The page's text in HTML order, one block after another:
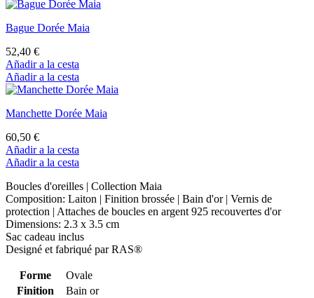
Bague Dorée Maia
52,40 €
Añadir a la cesta
Añadir a la cesta
Manchette Dorée Maia
60,50 €
Añadir a la cesta
Añadir a la cesta
Boucles d'oreilles | Collection Maia
Composition: Laiton | Finition brossée | Bain d'or | Vernis de
protection | Attaches de boucles en argent 925 recouvertes d'or
Dimensions: 2.3 x 3.5 cm
Sac cadeau inclus
Designé et fabriqué par RAS®
Forme
Ovale
Finition
Bain or